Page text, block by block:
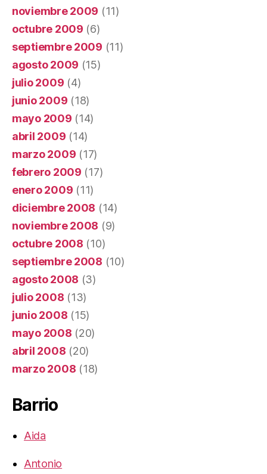
noviembre 2009 (11)
octubre 2009 (6)
septiembre 2009 (11)
agosto 2009 (15)
julio 2009 (4)
junio 2009 (18)
mayo 2009 (14)
abril 2009 (14)
marzo 2009 (17)
febrero 2009 (17)
enero 2009 (11)
diciembre 2008 (14)
noviembre 2008 (9)
octubre 2008 (10)
septiembre 2008 (10)
agosto 2008 (3)
julio 2008 (13)
junio 2008 (15)
mayo 2008 (20)
abril 2008 (20)
marzo 2008 (18)
Barrio
Aida
Antonio